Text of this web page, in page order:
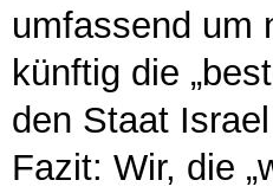
umfassend um
künftig die
den Staat
Fazit: Wir, die